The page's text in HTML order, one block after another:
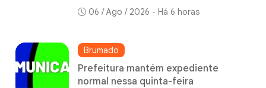
06 / Ago / 2026 - Há 6 horas
Brumado
Prefeitura mantém expediente
normal nessa quinta-feira